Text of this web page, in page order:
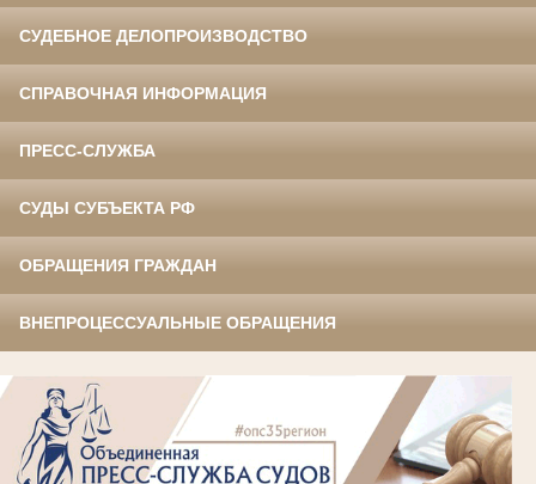
СУДЕБНОЕ ДЕЛОПРОИЗВОДСТВО
СПРАВОЧНАЯ ИНФОРМАЦИЯ
ПРЕСС-СЛУЖБА
СУДЫ СУБЪЕКТА РФ
ОБРАЩЕНИЯ ГРАЖДАН
ВНЕПРОЦЕССУАЛЬНЫЕ ОБРАЩЕНИЯ